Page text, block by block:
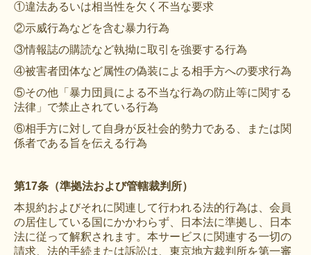
①違法あるいは相当性を欠く不当な要求
②示威行為などを含む暴力行為
③情報誌の購読など執拗に取引を強要する行為
④被害者団体など属性の偽装による相手方への要求行為
⑤その他「暴力団員による不当な行為の防止等に関する
法律」で禁止されている行為
⑥相手方に対して自身が反社会的勢力である、または関
係者である旨を伝える行為
第17条（準拠法および管轄裁判所）
本規約およびそれに関連して行われる法的行為は、会員
の居住している国にかかわらず、日本法に準拠し、日本
法に従って解釈されます。本サービスに関連する一切の
請求、法的手続または訴訟は、東京地方裁判所を第一審